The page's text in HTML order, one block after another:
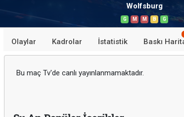
Wolfsburg
G M M B G
Olaylar Kadrolar İstatistik Baskı
Bu maç Tv'de canlı yayınlanmamaktadır.